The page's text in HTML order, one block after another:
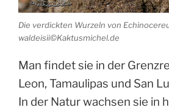
Die verdickten Wurzeln von
waldeisii©Kaktusmichel.de
Man findet sie in der
Leon, Tamaulipas und San
In der Natur wachsen sie in